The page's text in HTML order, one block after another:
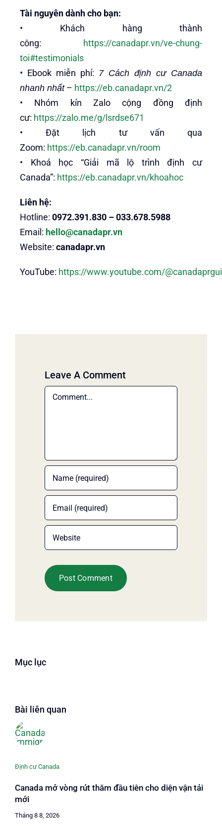
Tài nguyên dành cho bạn:
• Khách hàng thành
công: https://canadapr.vn/ve-chung-
toi#testimonials
• Ebook miễn phí: 7 Cách định cư Canada
nhanh nhất– https://eb.canadapr.vn/2
• Nhóm kín Zalo cộng đồng định
cư: https://zalo.me/g/lsrdse671
• Đặt lịch tư vấn qua
Zoom: https://eb.canadapr.vn/room
• Khoá học “Giải mã lộ trình định cư
Canada”: https://eb.canadapr.vn/khoahoc
Liên hệ:
Hotline: 0972.391.830 – 033.678.5988
Email: hello@canadapr.vn
Website: canadapr.vn
YouTube: https://www.youtube.com/
Leave A Comment
Comment
Mục lục
Bài liên quan
Định cư Canada
Canada mở vòng rút thăm đầu tiên cho diện vận tải
mới
Tháng 8 8, 2026